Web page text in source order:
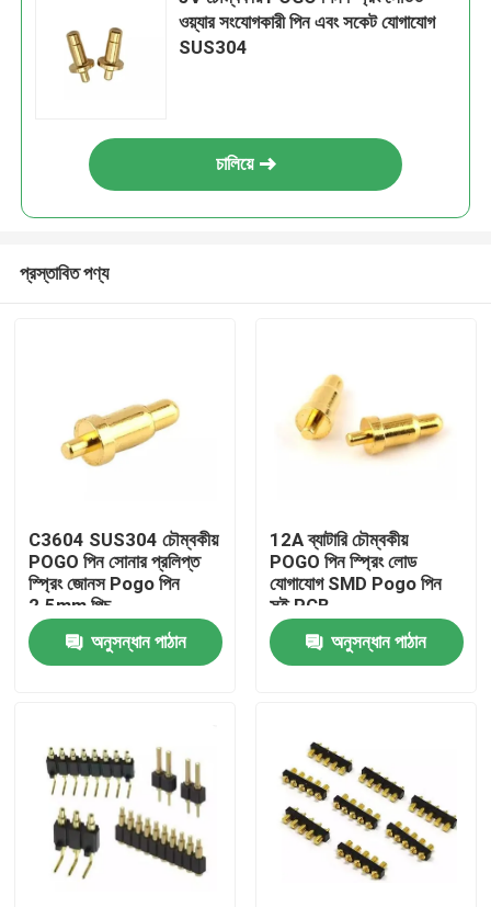
পণ্য
আমাদের সম্পর্কে
ওয়্যার সংযোগকারী পিন এবং সকেট যোগাযোগ
SUS304
চালিয়ে
প্রস্তাবিত পণ্য
C3604 SUS304 চৌম্বকীয়
POGO পিন সোনার প্রলিপ্ত
স্প্রিং জোনস Pogo পিন
2.5mm পিচ
অনুসন্ধান পাঠান
12A ব্যাটারি চৌম্বকীয়
POGO পিন স্প্রিং লোড
যোগাযোগ SMD Pogo পিন
সুই PCB
অনুসন্ধান পাঠান